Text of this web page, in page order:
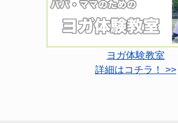
ヨガ体験教室
詳細はコチラ！ >>